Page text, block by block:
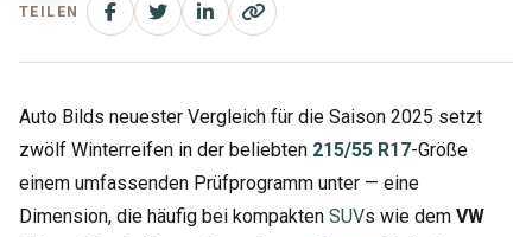
TEILEN
Auto Bilds neuester Vergleich für die Saison 2025 setzt
zwölf Winterreifen in der beliebten 215/55 R17-Größe
einem umfassenden Prüfprogramm unter — eine
Dimension, die häufig bei kompakten SUVs wie dem VW